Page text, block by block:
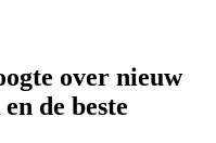
over nieuw
de beste